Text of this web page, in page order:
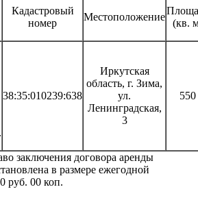
Кадастровый
номер
Местоположение
(кв.
38:35:010239:638
Иркутская
область, г. Зима,
ул.
Ленинградская,
3
550
заключения договора аренды
в размере ежегодной
руб. 00 коп.